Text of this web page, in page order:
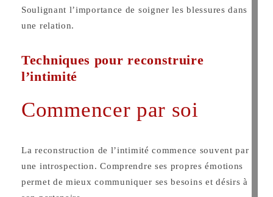
Soulignant l’importance de soigner les blessures dans
une relation.
Techniques pour reconstruire
l’intimité
Commencer par soi
La reconstruction de l’intimité commence souvent par
une introspection. Comprendre ses propres émotions
permet de mieux communiquer ses besoins et désirs à